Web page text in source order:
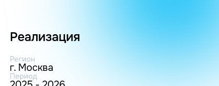
Реализация
Регион
г. Москва
Период